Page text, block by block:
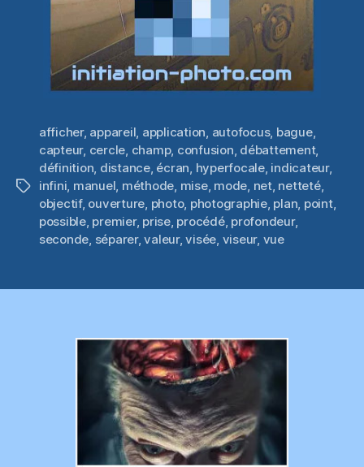
Étiquettes
afficher, appareil application autofocus, bague,
capteur, cercle champ, confusion débattement,
définition distance, écran hyperfocale, indicateur,
infini manuel méthode mise, mode net, netteté,
objectif, ouverture photo, photographie, plan point,
possible, premier, prise, procédé, profondeur,
seconde séparer,valeur,visée viseur, vue